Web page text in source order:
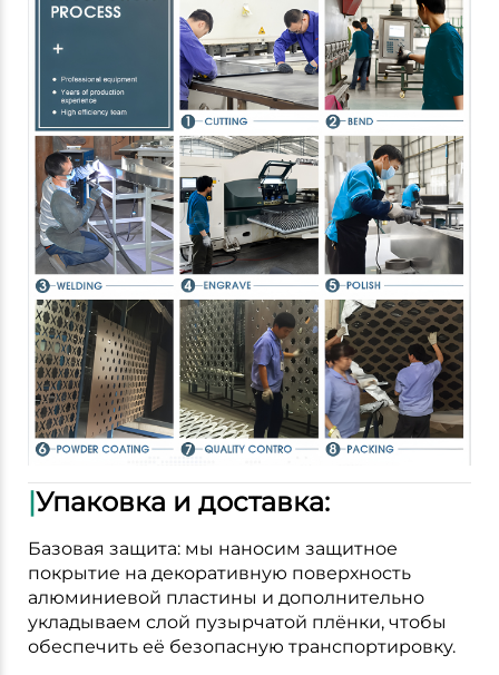
|Упаковка и доставка:
Базовая защита: мы наносим защитное
покрытие на декоративную поверхность
алюминиевой пластины и дополнительно
укладываем слой пузырчатой плёнки, чтобы
обеспечить её безопасную транспортировку.